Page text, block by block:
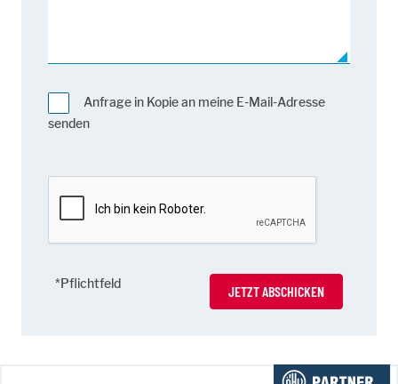
Anfrage in Kopie an meine E-Mail-Adresse
senden
*Pflichtfeld JETZT ABSCHICKEN